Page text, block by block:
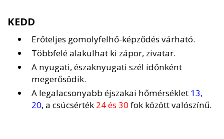
KEDD
Erőteljes gomolyfelhő-képződés várható.
Többfelé alakulhat ki zápor, zivatar.
A nyugati, északnyugati szél időnként
megerősödik.
A legalacsonyabb éjszakai hőmérséklet 13,
20, a csúcsérték 24 és 30fok között valószínű.